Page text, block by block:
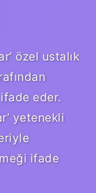
özel ustalık
eder.
yetenekli
ifade